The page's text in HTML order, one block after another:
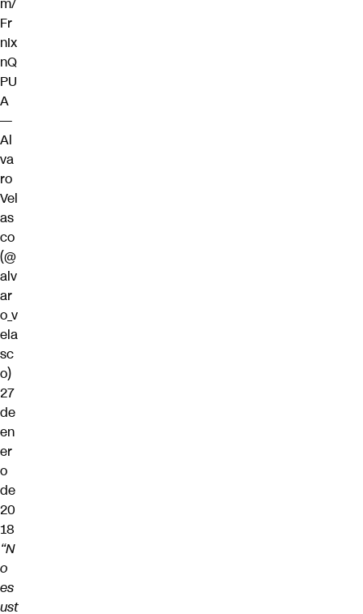
m/
Fr
nIx
nQ
PU
A
—
Al
va
ro
Vel
as
co
(@
alv
ar
o_v
ela
sc
o)
27
de
en
er
o
de
20
18
“N
o
es
ust